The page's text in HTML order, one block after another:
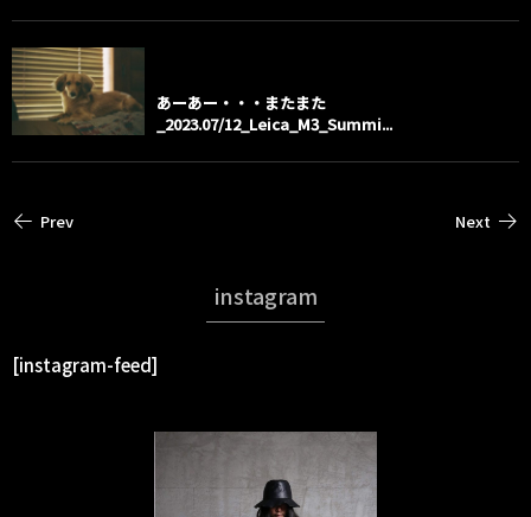
あーあー・・・またまた
_2023.07/12_Leica_M3_Summi...
Prev Next
instagram
[instagram-feed]